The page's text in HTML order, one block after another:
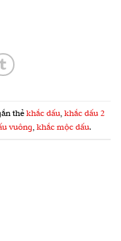
thẻ khắc dấu khắc dấu 2
vuông khắc mộc dấu.